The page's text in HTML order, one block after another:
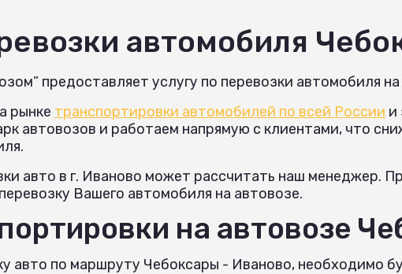
автомобиля
предоставляет услугу по перевозки автомобиля
рынке транспортировки автомобилей по всей России и
автовозов и работаем напрямую с клиентами, что
авто в г. Иваново может рассчитать наш менеджер.
Вашего автомобиля на автовозе.
на автовозе
авто по маршруту Чебоксары - Иваново, необходимо